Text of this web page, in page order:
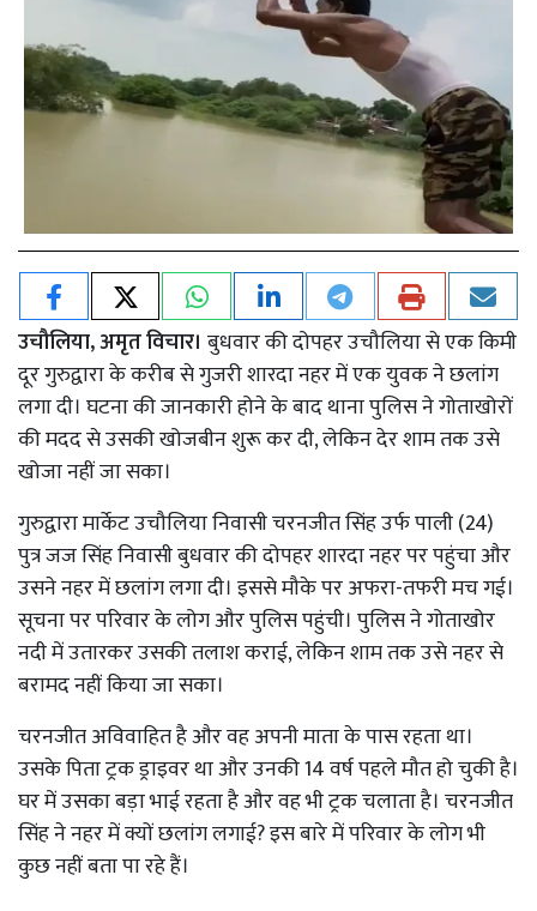
उचौलिया, अमृत विचार। बुधवार की दोपहर उचौलिया से एक किमी
दूर गुरुद्वारा के करीब से गुजरी शारदा नहर में एक युवक ने छलांग
लगा दी। घटना की जानकारी होने के बाद थाना पुलिस ने गोताखोरों
की मदद से उसकी खोजबीन शुरू कर दी, लेकिन देर शाम तक उसे
खोजा नहीं जा सका।
गुरुद्वारा मार्केट उचौलिया निवासी चरनजीत सिंह उर्फ पाली (24)
पुत्र जज सिंह निवासी बुधवार की दोपहर शारदा नहर पर पहुंचा और
उसने नहर में छलांग लगा दी। इससे मौके पर अफरा-तफरी मच गई।
सूचना पर परिवार के लोग और पुलिस पहुंची। पुलिस ने गोताखोर
नदी में उतारकर उसकी तलाश कराई, लेकिन शाम तक उसे नहर से
बरामद नहीं किया जा सका।
चरनजीत अविवाहित है और वह अपनी माता के पास रहता था।
उसके पिता ट्रक ड्राइवर था और उनकी 14 वर्ष पहले मौत हो चुकी है।
घर में उसका बड़ा भाई रहता है और वह भी ट्रक चलाता है। चरनजीत
सिंह ने नहर में क्यों छलांग लगाई? इस बारे में परिवार के लोग भी
कुछ नहीं बता पा रहे हैं।